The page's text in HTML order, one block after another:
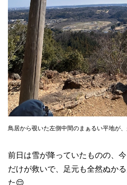
鳥居から覗いた左側中間のまぁるい平地が
前日は雪が降っていたものの、
だけが救いで、足元も全然ぬか
た😌